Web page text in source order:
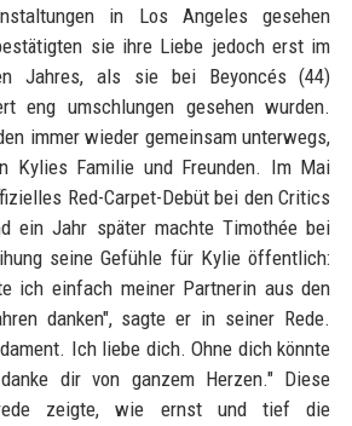
in Los Angeles gesehen
sie ihre Liebe jedoch erst im
Jahres, als sie bei Beyoncés (44)
eng umschlungen gesehen wurden.
immer wieder gemeinsam unterwegs,
Kylies Familie und Freunden. Im Mai
Red-Carpet-Debüt bei den Critics
ein Jahr später machte Timothée bei
seine Gefühle für Kylie öffentlich:
ich einfach meiner Partnerin aus den
danken", sagte er in seiner Rede.
Ich liebe dich. Ohne dich könnte
dir von ganzem Herzen." Diese
zeigte, wie ernst und tief die